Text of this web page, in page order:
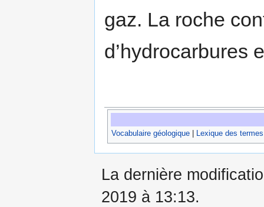
gaz. La roche
d’hydrocarbures
Vocabulaire géologique Lexique des
La dernière
2019 à 13:13.